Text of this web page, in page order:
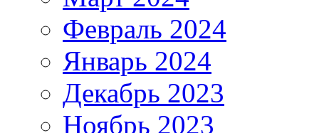
Февраль 2024
Январь 2024
Декабрь 2023
Ноябрь 2023